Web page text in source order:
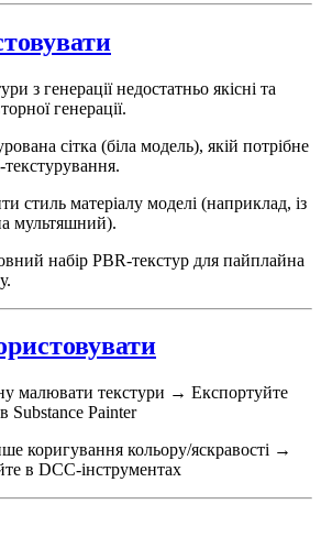
з генерації недостатньо якісні та
генерації.
сітка (біла модель), якій потрібне
стиль матеріалу моделі (наприклад, із
мультяшний).
набір PBR-текстур для пайплайна
малювати текстури → Експортуйте
Substance Painter
коригування кольору/яскравості →
в DCC-інструментах